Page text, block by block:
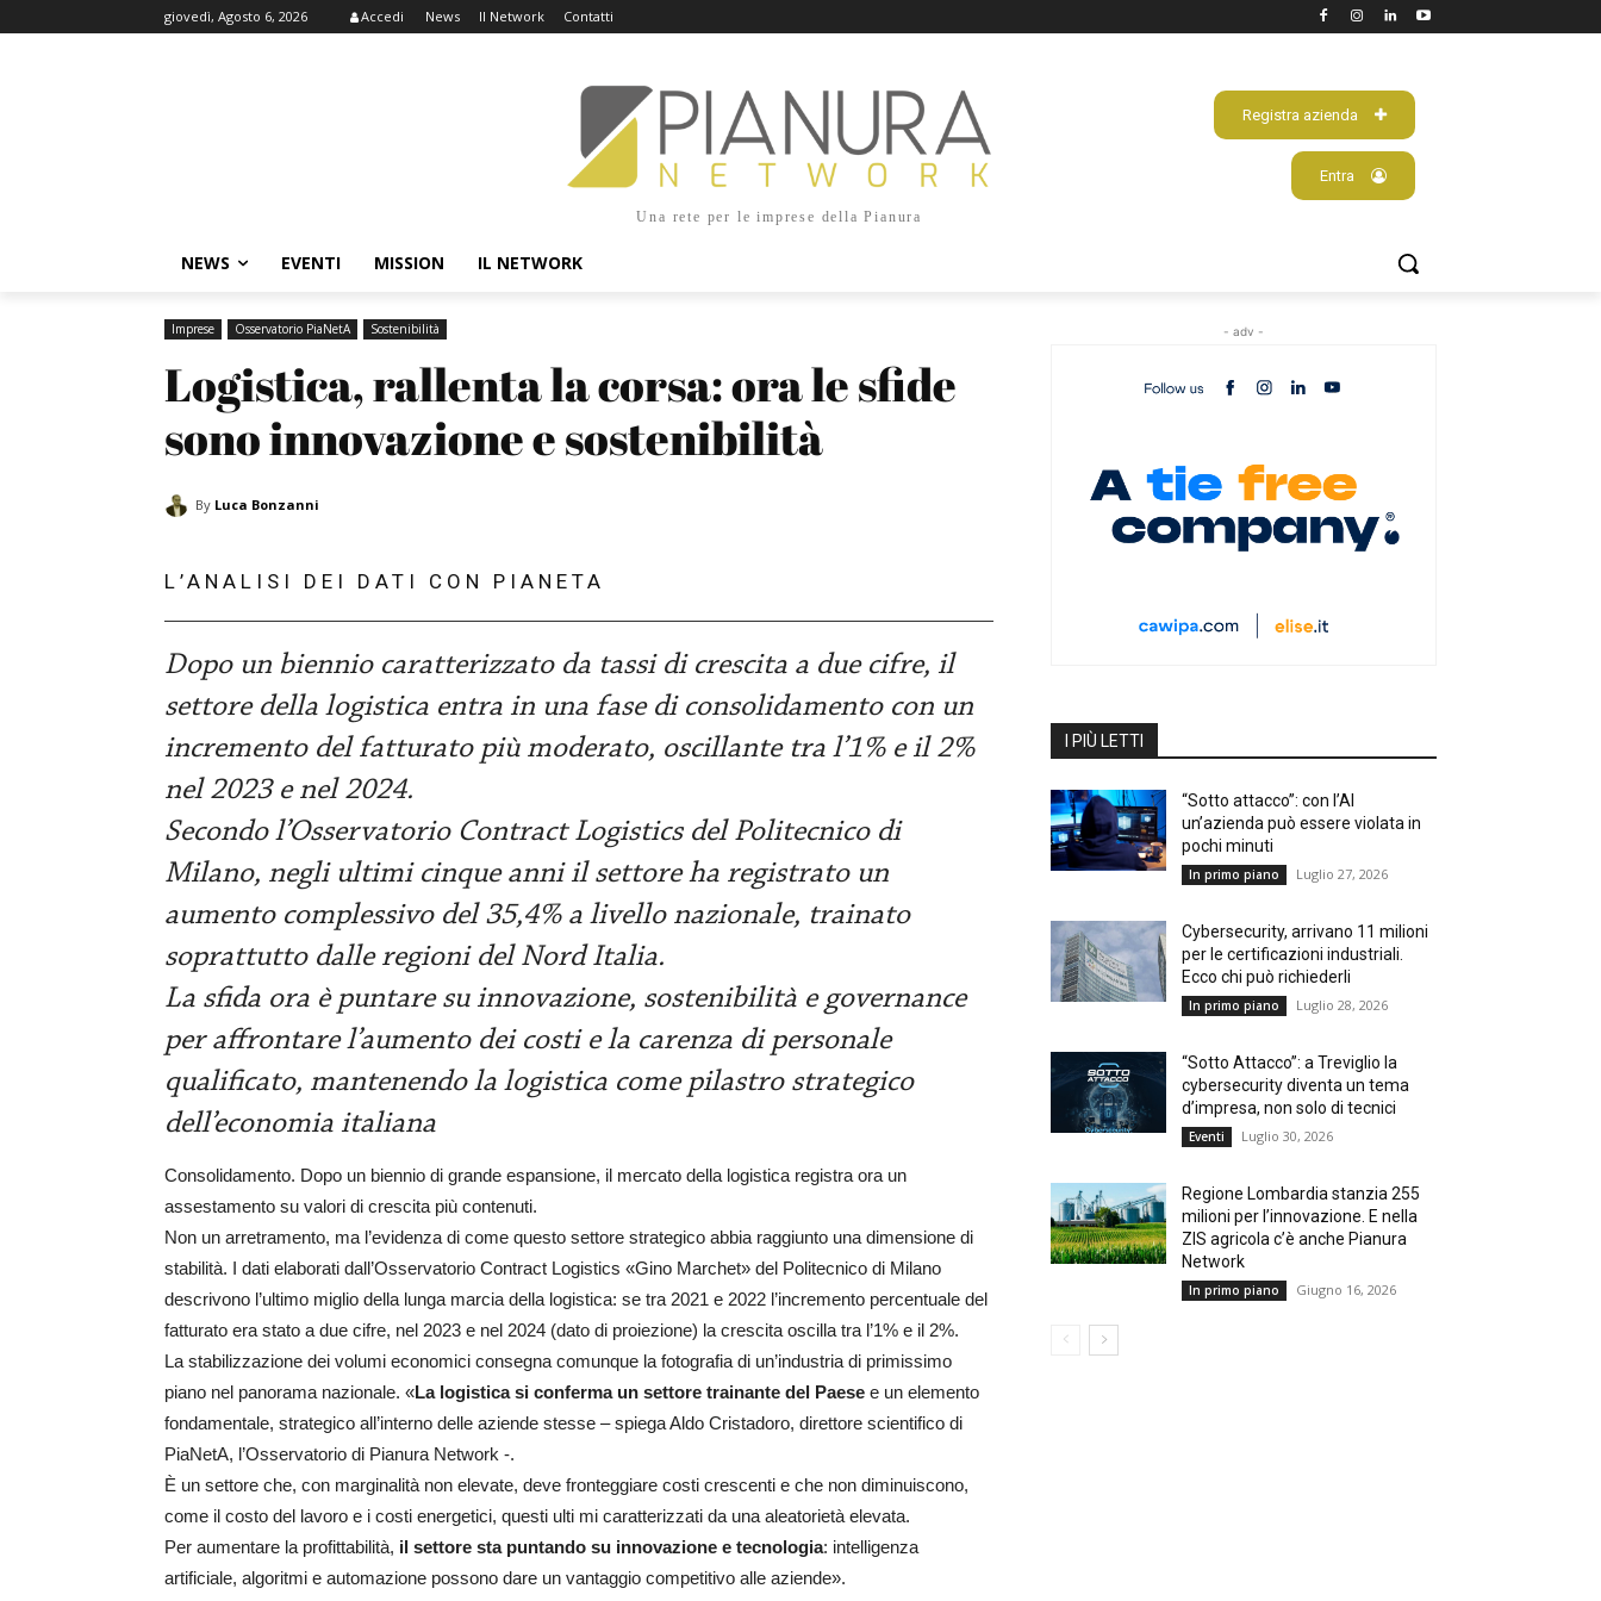
giovedì, Agosto 6, 2026 Accedi News Il Network Contatti
Una rete per le imprese della Pianura
Registra azienda
Entra
NEWS EVENTI MISSION IL NETWORK
Imprese Osservatorio PiaNetA Sostenibilità
Logistica, rallenta la corsa: ora le sfide
sono innovazione e sostenibilità
By Luca Bonzanni
L’ANALISI DEI DATI CON PIANETA
Dopo un biennio caratterizzato da tassi di crescita a due cifre, il
settore della logistica entra in una fase di consolidamento con un
incremento del fatturato più moderato, oscillante tra l’1% e il 2%
nel 2023 e nel 2024.
Secondo l’Osservatorio Contract Logistics del Politecnico di
Milano, negli ultimi cinque anni il settore ha registrato un
aumento complessivo del 35,4% a livello nazionale, trainato
soprattutto dalle regioni del Nord Italia.
La sfida ora è puntare su innovazione, sostenibilità e governance
per affrontare l’aumento dei costi e la carenza di personale
qualificato, mantenendo la logistica come pilastro strategico
dell’economia italiana
Consolidamento. Dopo un biennio di grande espansione, il mercato della logistica registra ora un
assestamento su valori di crescita più contenuti.
Non un arretramento, ma l’evidenza di come questo settore strategico abbia raggiunto una dimensione di
stabilità. I dati elaborati dall’Osservatorio Contract Logistics «Gino Marchet» del Politecnico di Milano
descrivono l’ultimo miglio della lunga marcia della logistica: se tra 2021 e 2022 l’incremento percentuale del
fatturato era stato a due cifre, nel 2023 e nel 2024 (dato di proiezione) la crescita oscilla tra l’1% e il 2%.
La stabilizzazione dei volumi economici consegna comunque la fotografia di un’industria di primissimo
piano nel panorama nazionale. «La logistica si conferma un settore trainante del Paese e un elemento
fondamentale, strategico all’interno delle aziende stesse – spiega Aldo Cristadoro, direttore scientifico di
PiaNetA, l’Osservatorio di Pianura Network -.
È un settore che, con marginalità non elevate, deve fronteggiare costi crescenti e che non diminuiscono,
come il costo del lavoro e i costi energetici, questi ulti mi caratterizzati da una aleatorietà elevata.
Per aumentare la profittabilità, il settore sta puntando su innovazione e tecnologia: intelligenza
artificiale, algoritmi e automazione possono dare un vantaggio competitivo alle aziende».
- adv -
I PIÙ LETTI
“Sotto attacco”: con l’AI
un’azienda può essere violata in
pochi minuti
In primo piano Luglio 27, 2026
Cybersecurity, arrivano 11 milioni
per le certificazioni industriali.
Ecco chi può richiederli
In primo piano Luglio 28, 2026
“Sotto Attacco”: a Treviglio la
cybersecurity diventa un tema
d’impresa, non solo di tecnici
Eventi Luglio 30, 2026
Regione Lombardia stanzia 255
milioni per l’innovazione. E nella
ZIS agricola c’è anche Pianura
Network
In primo piano Giugno 16, 2026